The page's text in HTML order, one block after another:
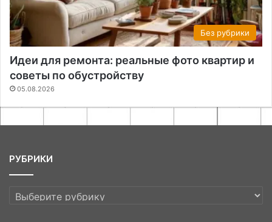
Без рубрики
Идеи для ремонта: реальные фото квартир и
советы по обустройству
05.08.2026
РУБРИКИ
РУБРИКИ